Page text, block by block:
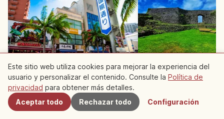
Qué ver en Naha: 15 planes
destacados | De Kokusai-dori
a Shuri
Castillos gusuku de
10 sitios históricos
Cercanos
Este sitio web utiliza cookies para mejorar la experiencia del
usuario y personalizar el contenido. Consulte la Política de
privacidad para obtener más detalles.
Aceptar todo
Rechazar todo Configuración